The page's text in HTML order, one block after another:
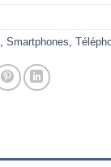
Smartphones